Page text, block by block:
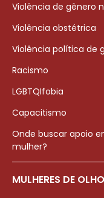
Violência de gênero
Violência obstétrica
Violência política de
Racismo
LGBTQIfobia
Capacitismo
Onde buscar apoio
mulher?
MULHERES DE OLHO